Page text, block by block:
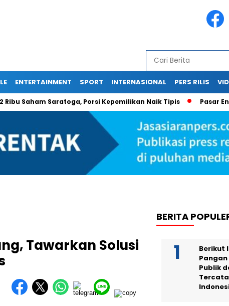
ENTERTAINMENT SPORT INTERNASIONAL PERS RILIS
Saham Saratoga, Porsi Kepemilikan Naik Tipis Pasar
Tawarkan Solusi
BERITA
Berikut
Pangan
Publik